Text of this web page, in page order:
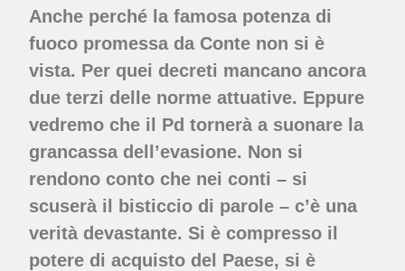
Anche perché la famosa potenza di
fuoco promessa da Conte non si è
vista. Per quei decreti mancano ancora
due terzi delle norme attuative. Eppure
vedremo che il Pd tornerà a suonare la
grancassa dell’evasione. Non si
rendono conto che nei conti – si
scuserà il bisticcio di parole – c’è una
verità devastante. Si è compresso il
potere di acquisto del Paese, si è